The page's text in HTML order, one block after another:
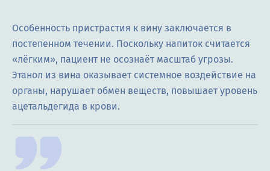
Особенность пристрастия к вину заключается в
постепенном течении. Поскольку напиток считается
«лёгким», пациент не осознаёт масштаб угрозы.
Этанол из вина оказывает системное воздействие на
органы, нарушает обмен веществ, повышает уровень
ацетальдегида в крови.